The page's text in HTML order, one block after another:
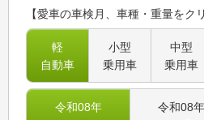
【愛車の車検月、車種・重量をク
軽
自動車
小型
乗用車
中型
乗用車
令和08年
令和08年